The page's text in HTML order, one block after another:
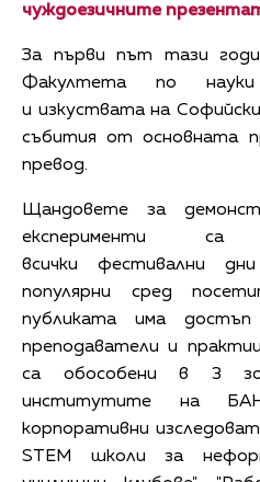
чуждоезичните
За първи път тази
Факултета по науки
и изкуствата на
събития от основната
превод.
Щандовете за
експерименти
всички фестивални
популярни сред
публиката има
преподаватели и
са обособени в 3
институтите на
корпоративни
STEM школи за